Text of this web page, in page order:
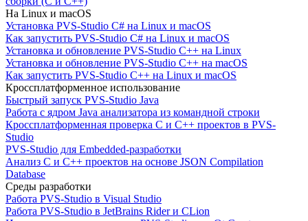
На Linux и macOS
Установка PVS-Studio C# на Linux и macOS
Как запустить PVS-Studio C# на Linux и macOS
Установка и обновление PVS-Studio C++ на Linux
Установка и обновление PVS-Studio C++ на macOS
Как запустить PVS-Studio C++ на Linux и macOS
Кроссплатформенное использование
Быстрый запуск PVS-Studio Java
Работа с ядром Java анализатора из командной строки
Кроссплатформенная проверка C и C++ проектов в PVS-
Studio
PVS-Studio для Embedded-разработки
Анализ C и C++ проектов на основе JSON Compilation
Database
Среды разработки
Работа PVS-Studio в Visual Studio
Работа PVS-Studio в JetBrains Rider и CLion